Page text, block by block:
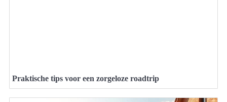
Praktische tips voor een zorgeloze roadtrip